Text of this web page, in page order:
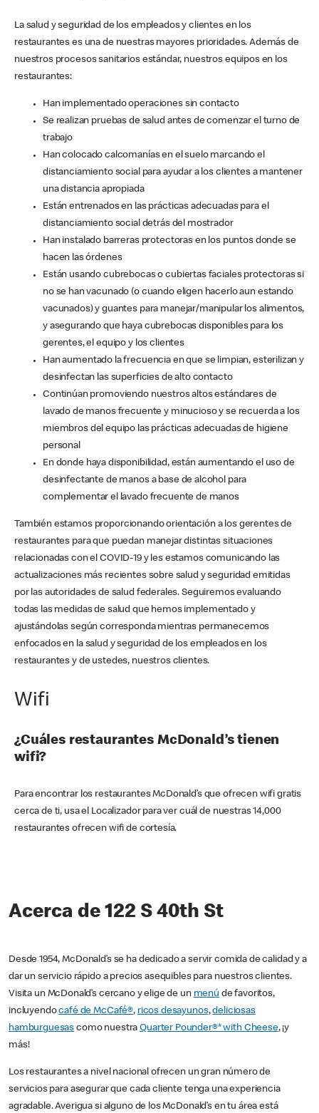
La salud y seguridad de los empleados y clientes en los
restaurantes es una de nuestras mayores prioridades. Además de
nuestros procesos sanitarios estándar, nuestros equipos en los
restaurantes:
Han implementado operaciones sin contacto
Se realizan pruebas de salud antes de comenzar el turno de
trabajo
Han colocado calcomanías en el suelo marcando el
distanciamiento social para ayudar a los clientes a mantener
una distancia apropiada
Están entrenados en las prácticas adecuadas para el
distanciamiento social detrás del mostrador
Han instalado barreras protectoras en los puntos donde se
hacen las órdenes
Están usando cubrebocas o cubiertas faciales protectoras si
no se han vacunado (o cuando eligen hacerlo aun estando
vacunados) y guantes para manejar/manipular los alimentos,
y asegurando que haya cubrebocas disponibles para los
gerentes, el equipo y los clientes
Han aumentado la frecuencia en que se limpian, esterilizan y
desinfectan las superficies de alto contacto
Continúan promoviendo nuestros altos estándares de
lavado de manos frecuente y minucioso y se recuerda a los
miembros del equipo las prácticas adecuadas de higiene
personal
En donde haya disponibilidad, están aumentando el uso de
desinfectante de manos a base de alcohol para
complementar el lavado frecuente de manos
También estamos proporcionando orientación a los gerentes de
restaurantes para que puedan manejar distintas situaciones
relacionadas con el COVID-19 y les estamos comunicando las
actualizaciones más recientes sobre salud y seguridad emitidas
por las autoridades de salud federales. Seguiremos evaluando
todas las medidas de salud que hemos implementado y
ajustándolas según corresponda mientras permanecemos
enfocados en la salud y seguridad de los empleados en los
restaurantes y de ustedes, nuestros clientes.
Wifi
¿Cuáles restaurantes McDonald’s tienen
wifi?
Para encontrar los restaurantes McDonald’s que ofrecen wifi gratis
cerca de ti, usa el Localizador para ver cuál de nuestras 14,000
restaurantes ofrecen wifi de cortesía.
Acerca de 122 S 40th St
Desde 1954, McDonald’s se ha dedicado a servir comida de calidad y a
dar un servicio rápido a precios asequibles para nuestros clientes.
Visita un McDonald’s cercano y elige de un menú de favoritos,
incluyendocafé de McCafé®, ricos desayunos,deliciosas
hamburguesas como nuestraQuarter Pounder®* with Cheese, ¡y
más!
Los restaurantes a nivel nacional ofrecen un gran número de
servicios para asegurar que cada cliente tenga una experiencia
agradable. Averigua si alguno de los McDonald’s en tu área está